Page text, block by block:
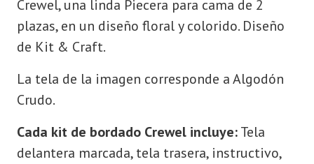
Crewel, una linda Piecera para cama de 2
plazas, en un diseño floral y colorido. Diseño
de Kit & Craft.
La tela de la imagen corresponde a Algodón
Crudo.
Cada kit de bordado Crewel incluye:Tela
delantera marcada, tela trasera, instructivo,